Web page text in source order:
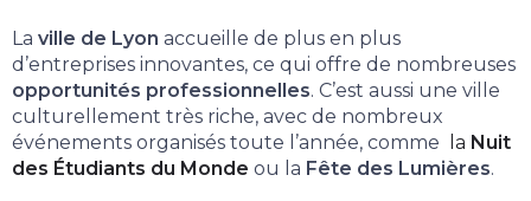
La ville de Lyon accueille de plus en plus
d’entreprises innovantes, ce qui offre de nombreuses
opportunités professionnelles. C’est aussi une ville
culturellement très riche, avec de nombreux
événements organisés toute l’année, comme
la Nuit
des Étudiants du Monde ou la Fête des Lumières.